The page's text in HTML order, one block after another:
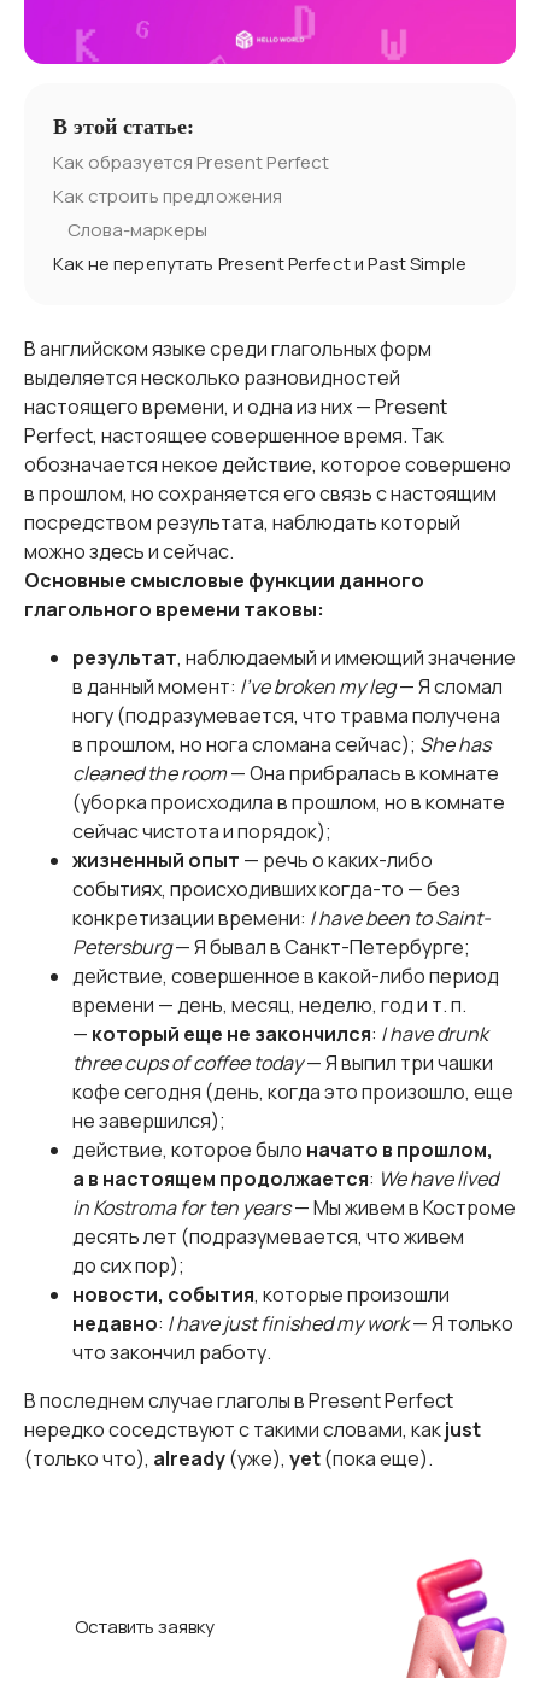
В этой статье:
Как образуется Present Perfect
Как строить предложения
Слова-маркеры
Как не перепутать Present Perfect и Past Simple
В английском языке среди глагольных форм
выделяется несколько разновидностей
настоящего времени, и одна из них — Present
Perfect, настоящее совершенное время. Так
обозначается некое действие, которое совершено
в прошлом, но сохраняется его связь с настоящим
посредством результата, наблюдать который
можно здесь и сейчас.
Основные смысловые функции данного
глагольного времени таковы:
результат, наблюдаемый и имеющий значение
в данный момент: I’ve broken my leg— Я сломал
ногу (подразумевается, что травма получена
в прошлом, но нога сломана сейчас); She has
cleaned the room— Она прибралась в комнате
(уборка происходила в прошлом, но в комнате
сейчас чистота и порядок);
жизненный опыт — речь о каких-либо
событиях, происходивших когда-то — без
конкретизации времени: I have been to Saint-
Petersburg— Я бывал в Санкт-Петербурге;
действие, совершенное в какой-либо период
времени — день, месяц, неделю, год и т. п.
— который еще не закончился: I have drunk
three cups of coffee today— Я выпил три чашки
кофе сегодня (день, когда это произошло, еще
не завершился);
действие, которое было начато в прошлом,
а в настоящем продолжается: We have lived
in Kostroma for ten years— Мы живем в Костроме
десять лет (подразумевается, что живем
до сих пор);
новости, события, которые произошли
недавно: I have just finished my work— Я только
что закончил работу.
В последнем случае глаголы в Present Perfect
нередко соседствуют с такими словами, какjust
(только что), already(уже), yet(пока еще).
C нуля и без акцента в школе Hello World
Оставить заявку